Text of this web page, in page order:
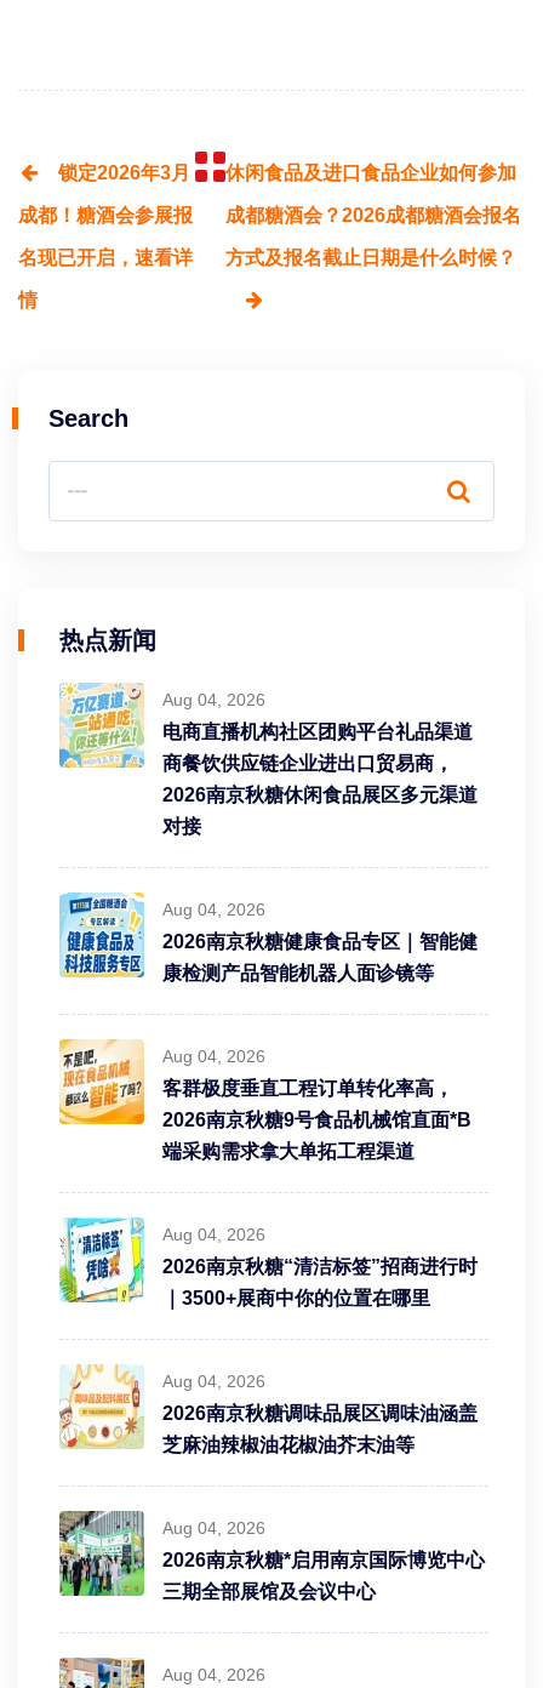
锁定2026年3月
成都！糖酒会参展报
名现已开启，速看详
情
休闲食品及进口食品企业如何参加
成都糖酒会？2026成都糖酒会报名
方式及报名截止日期是什么时候？
Search
热点新闻
Aug 04, 2026
电商直播机构社区团购平台礼品渠道
商餐饮供应链企业进出口贸易商，
2026南京秋糖休闲食品展区多元渠道
对接
Aug 04, 2026
2026南京秋糖健康食品专区｜智能健
康检测产品智能机器人面诊镜等
Aug 04, 2026
客群极度垂直工程订单转化率高，
2026南京秋糖9号食品机械馆直面*B
端采购需求拿大单拓工程渠道
Aug 04, 2026
2026南京秋糖“清洁标签”招商进行时
｜3500+展商中你的位置在哪里
Aug 04, 2026
2026南京秋糖调味品展区调味油涵盖
芝麻油辣椒油花椒油芥末油等
Aug 04, 2026
2026南京秋糖*启用南京国际博览中心
三期全部展馆及会议中心
Aug 04, 2026